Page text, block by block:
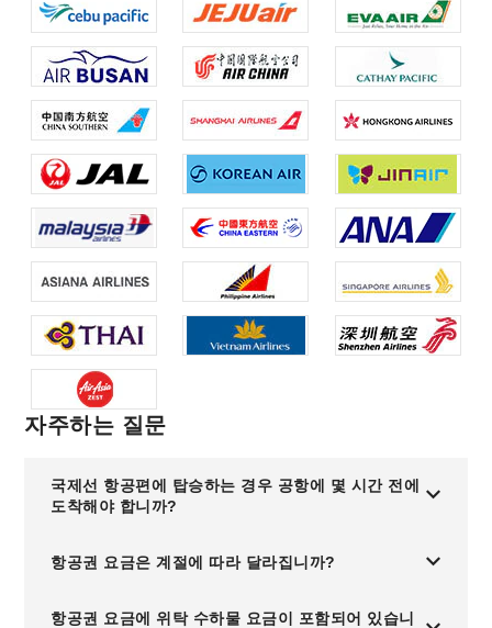
자주하는 질문
국제선 항공편에 탑승하는 경우 공항에 몇 시간 전에
도착해야 합니까?
항공권 요금은 계절에 따라 달라집니까?
항공권 요금에 위탁 수하물 요금이 포함되어 있습니